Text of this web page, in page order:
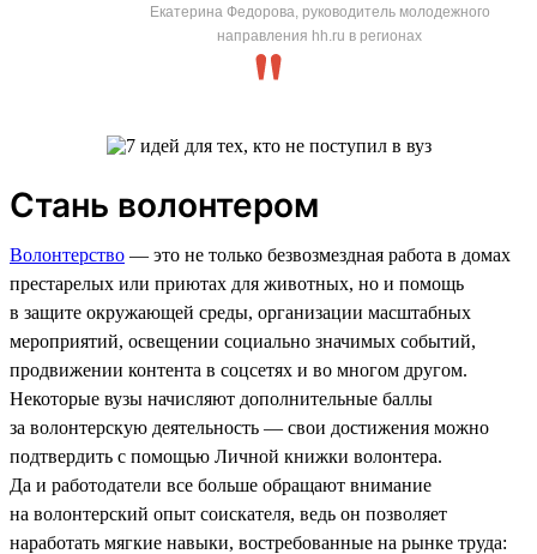
Екатерина Федорова, руководитель молодежного
направления hh.ru в регионах
Стань волонтером
Волонтерство — это не только безвозмездная работа в домах
престарелых или приютах для животных, но и помощь
в защите окружающей среды, организации масштабных
мероприятий, освещении социально значимых событий,
продвижении контента в соцсетях и во многом другом.
Некоторые вузы начисляют дополнительные баллы
за волонтерскую деятельность — свои достижения можно
подтвердить с помощью Личной книжки волонтера.
Да и работодатели все больше обращают внимание
на волонтерский опыт соискателя, ведь он позволяет
наработать мягкие навыки, востребованные на рынке труда: